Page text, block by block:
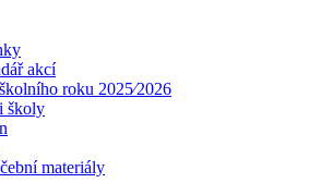
akcí
roku 2025⁄2026
školy
materiály